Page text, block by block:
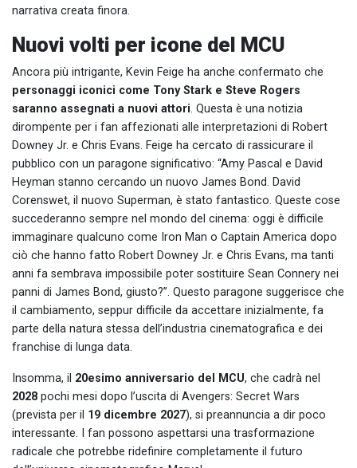
narrativa creata finora.
Nuovi volti per icone del MCU
Ancora più intrigante, Kevin Feige ha anche confermato che
personaggi iconici come Tony Stark e Steve Rogers
saranno assegnati a nuovi attori. Questa è una notizia
dirompente per i fan affezionati alle interpretazioni di Robert
Downey Jr. e Chris Evans. Feige ha cercato di rassicurare il
pubblico con un paragone significativo: “Amy Pascal e David
Heyman stanno cercando un nuovo James Bond. David
Corenswet, il nuovo Superman, è stato fantastico. Queste cose
succederanno sempre nel mondo del cinema: oggi è difficile
immaginare qualcuno come Iron Man o Captain America dopo
ciò che hanno fatto Robert Downey Jr. e Chris Evans, ma tanti
anni fa sembrava impossibile poter sostituire Sean Connery nei
panni di James Bond, giusto?”. Questo paragone suggerisce che
il cambiamento, seppur difficile da accettare inizialmente, fa
parte della natura stessa dell’industria cinematografica e dei
franchise di lunga data.
Insomma, il 20esimo anniversario del MCU, che cadrà nel
2028 pochi mesi dopo l’uscita di Avengers: Secret Wars
(prevista per il 19 dicembre 2027), si preannuncia a dir poco
interessante. I fan possono aspettarsi una trasformazione
radicale che potrebbe ridefinire completamente il futuro